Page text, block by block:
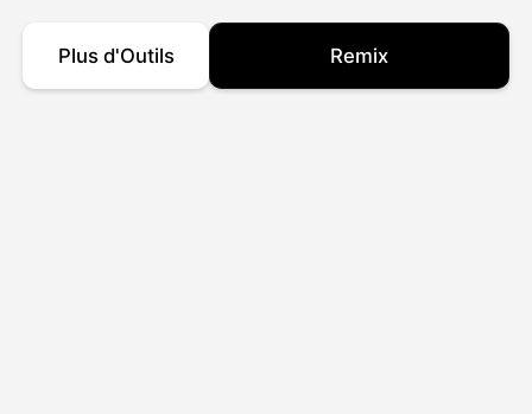
Plus d'Outils Remix